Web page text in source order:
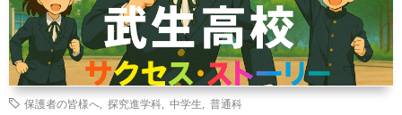
保護者の皆様へ 探究進学科 中学生 普通科